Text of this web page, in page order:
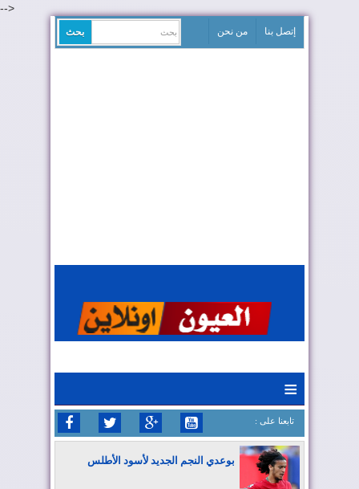
-->
إتصل بنا من نحن
≡
: تابعنا على
بوعدي النجم الجديد لأسود الأطلس